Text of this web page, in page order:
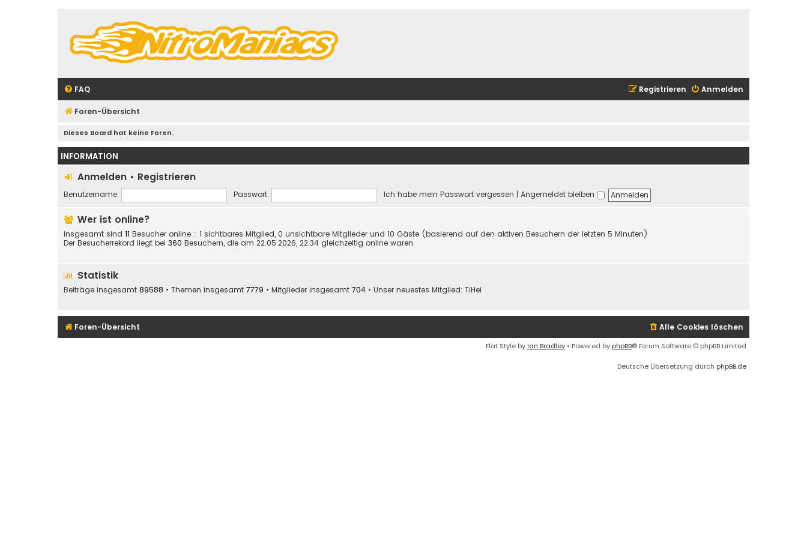
FAQ Anmelden
Registrieren
Foren-Übersicht
Dieses Board hat keine Foren.
INFORMATION
Anmelden • Registrieren
Benutzername: Passwort: Ich habe mein Passwort vergessen | Angemeldet bleiben
Wer ist online?
Insgesamt sind 11 Besucher online :: 1 sichtbares Mitglied, 0 unsichtbare Mitglieder und 10 Gäste (basierend auf den aktiven Besuchern der letzten 5 Minuten)
Der Besucherrekord liegt bei 360 Besuchern, die am 22.05.2026, 22:34 gleichzeitig online waren.
Statistik
Beiträge insgesamt 89588 • Themen insgesamt 7779 • Mitglieder insgesamt 704 • Unser neuestes Mitglied: TiHei
Foren-Übersicht Alle Cookies löschen
Flat Style by Ian Bradley • Powered by phpBB® Forum Software © phpBB Limited
Deutsche Übersetzung durch phpBB.de